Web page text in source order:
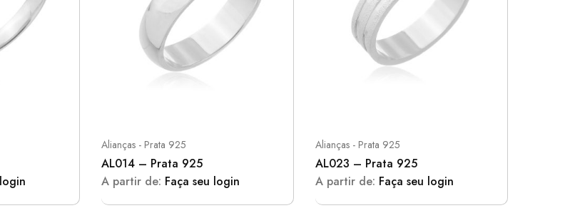
Alianças - Prata 925
AL014 – Prata 925
A partir de: Faça seu login
Alianças - Prata 925
AL023 – Prata 925
A partir de: Faça seu login